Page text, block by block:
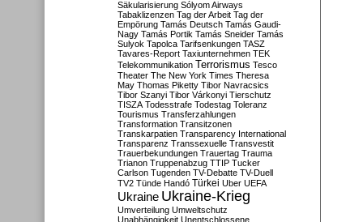
Säkularisierung Sólyom Airways
Tabaklizenzen Tag der Arbeit Tag der
Empörung Tamás Deutsch Tamás Gaudi-
Nagy Tamás Portik Tamás Sneider Tamás
Sulyok Tapolca Tarifsenkungen TASZ
Tavares-Report Taxiunternehmen TEK
Telekommunikation Terrorismus Tesco
Theater The New York Times Theresa
May Thomas Piketty Tibor Navracsics
Tibor Szanyi Tibor Várkonyi Tierschutz
TISZA Todesstrafe Todestag Toleranz
Tourismus Transferzahlungen
Transformation Transitzonen
Transkarpatien Transparency International
Transparenz Transsexuelle Transvestit
Trauerbekundungen Trauertag Trauma
Trianon Truppenabzug TTIP Tucker
Carlson Tugenden TV-Debatte TV-Duell
TV2 Tünde Handó Türkei Uber UEFA
Ukraine Ukraine-Krieg
Umverteilung Umweltschutz
Unabhängigkeit Unentschlossene